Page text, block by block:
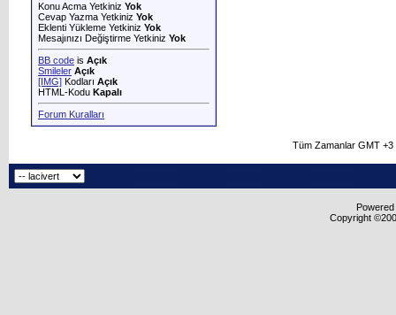
Konu Acma Yetkiniz Yok
Cevap Yazma Yetkiniz Yok
Eklenti Yükleme Yetkiniz Yok
Mesajınızı Değiştirme Yetkiniz Yok
BB code is Açık
Smileler Açık
[IMG] Kodları Açık
HTML-Kodu Kapalı
Forum Kuralları
Tüm Zamanlar GMT
Copyright